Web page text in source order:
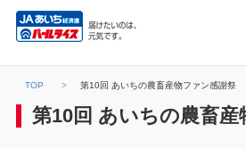
TOP 第10回 あいちの農畜産物ファン感謝祭
第10回 あいちの農畜